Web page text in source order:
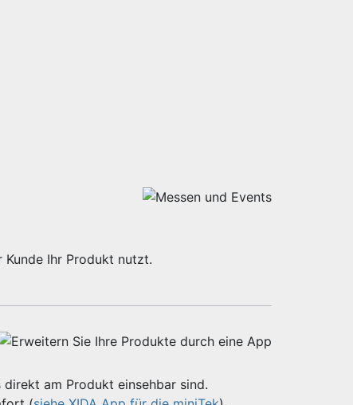
Kunde Ihr Produkt nutzt.
am Produkt einsehbar sind.